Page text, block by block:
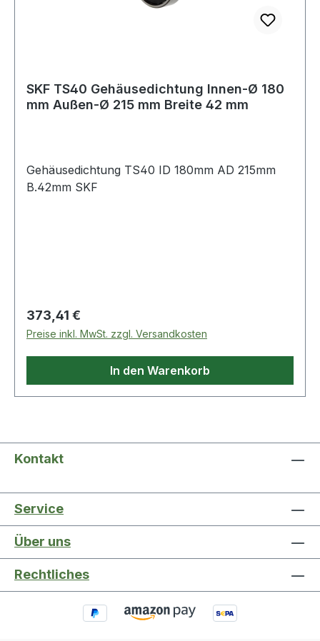
SKF TS40 Gehäusedichtung Innen-Ø 180
mm Außen-Ø 215 mm Breite 42 mm
Gehäusedichtung TS40 ID 180mm AD 215mm
B.42mm SKF
Regulärer Preis:
373,41 €
Preise inkl. MwSt. zzgl. Versandkosten
In den Warenkorb
Kontakt
Service
Über uns
Rechtliches